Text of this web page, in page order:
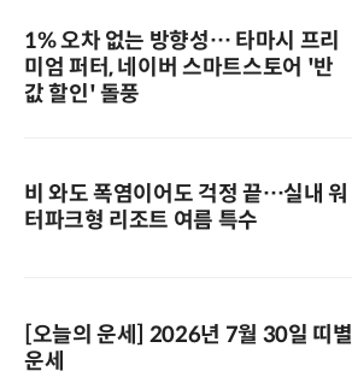
1% 오차 없는 방향성… 타마시 프리
미엄 퍼터, 네이버 스마트스토어 '반
값 할인' 돌풍
비 와도 폭염이어도 걱정 끝…실내 워
터파크형 리조트 여름 특수
[오늘의 운세] 2026년 7월 30일 띠별
운세